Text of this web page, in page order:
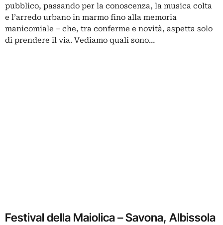
pubblico, passando per la conoscenza, la musica colta
e l’arredo urbano in marmo fino alla memoria
manicomiale – che, tra conferme e novità, aspetta solo
di prendere il via. Vediamo quali sono…
Festival della Maiolica – Savona, Albissola